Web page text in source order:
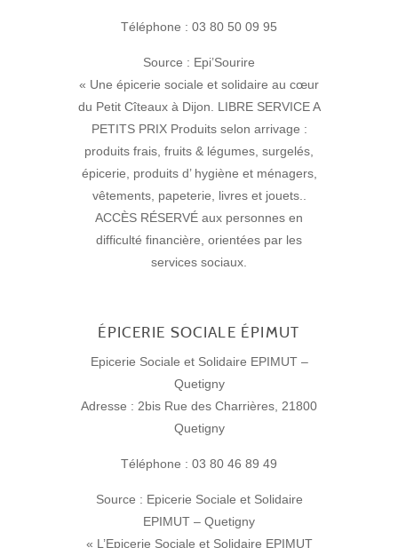
Téléphone : 03 80 50 09 95
Source : Epi’Sourire
« Une épicerie sociale et solidaire au cœur
du Petit Cîteaux à Dijon. LIBRE SERVICE A
PETITS PRIX Produits selon arrivage :
produits frais, fruits & légumes, surgelés,
épicerie, produits d’ hygiène et ménagers,
vêtements, papeterie, livres et jouets..
ACCÈS RÉSERVÉ aux personnes en
difficulté financière, orientées par les
services sociaux.
ÉPICERIE SOCIALE ÉPIMUT
Epicerie Sociale et Solidaire EPIMUT –
Quetigny
Adresse : 2bis Rue des Charrières, 21800
Quetigny
Téléphone : 03 80 46 89 49
Source : Epicerie Sociale et Solidaire
EPIMUT – Quetigny
« L’Epicerie Sociale et Solidaire EPIMUT